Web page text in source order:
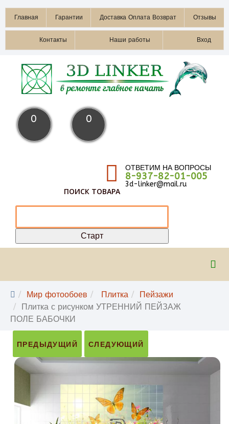
Главная Гарантии Доставка Оплата Возврат Отзывы
Контакты Наши работы Вход
0 0
ОТВЕТИМ НА ВОПРОСЫ
8-937-82-01-005
3d-linker@mail.ru
ПОИСК ТОВАРА
Мир фотообоев Плитка
Пейзажи
Плитка с рисунком УТРЕННИЙ ПЕЙЗАЖ
ПОЛЕ БАБОЧКИ
ПРЕДЫДУЩИЙ СЛЕДУЮЩИЙ